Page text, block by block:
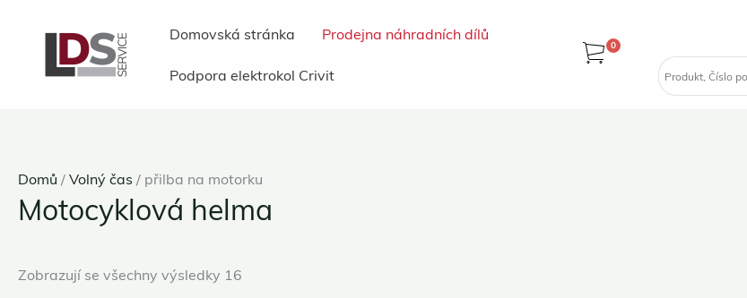
Domovská stránka Prodejna náhradních dílů
Podpora elektrokol Crivit
0
Domů / Volný čas / přilba na motorku
Motocyklová helma
Zobrazují se všechny výsledky 16